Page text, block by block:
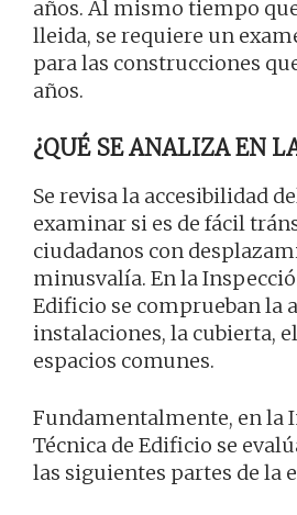
años. Al mismo tiempo
lleida, se requiere un
para las construcciones
años.
¿QUÉ SE ANALIZA EN
Se revisa la accesibilidad
examinar si es de fácil
ciudadanos con
minusvalía. En la
Edificio se comprueban la
instalaciones, la cubierta,
espacios comunes.
Fundamentalmente, en la
Técnica de Edificio se
las siguientes partes de la